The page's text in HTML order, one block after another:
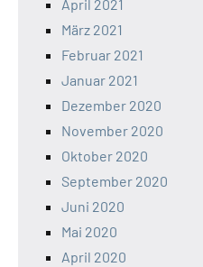
April 2021
März 2021
Februar 2021
Januar 2021
Dezember 2020
November 2020
Oktober 2020
September 2020
Juni 2020
Mai 2020
April 2020